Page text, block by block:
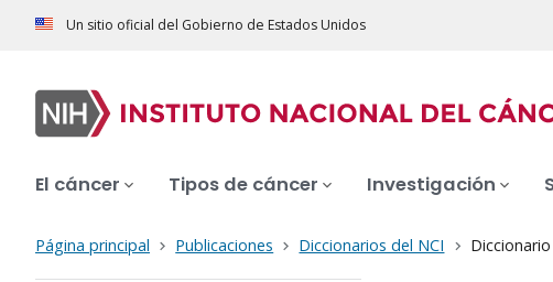
Un sitio oficial del Gobierno de Estados Unidos
El cáncer Tipos de cáncer Investigación
Página principal Publicaciones Diccionarios del NCI